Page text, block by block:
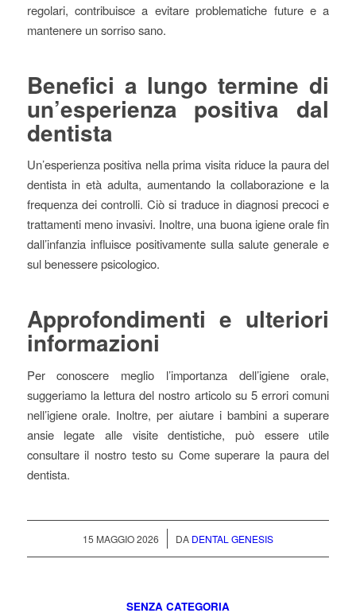
regolari, contribuisce a evitare problematiche future e a
mantenere un sorriso sano.
Benefici a lungo termine di
un’esperienza positiva dal
dentista
Un’esperienza positiva nella prima visita riduce la paura del
dentista in età adulta, aumentando la collaborazione e la
frequenza dei controlli. Ciò si traduce in diagnosi precoci e
trattamenti meno invasivi. Inoltre, una buona igiene orale fin
dall’infanzia influisce positivamente sulla salute generale e
sul benessere psicologico.
Approfondimenti e ulteriori
informazioni
Per conoscere meglio l’importanza dell’igiene orale,
suggeriamo la lettura del nostro articolo su 5 errori comuni
nell’igiene orale. Inoltre, per aiutare i bambini a superare
ansie legate alle visite dentistiche, può essere utile
consultare il nostro testo su Come superare la paura del
dentista.
15 MAGGIO 2026
/ DA DENTAL GENESIS
SENZA CATEGORIA